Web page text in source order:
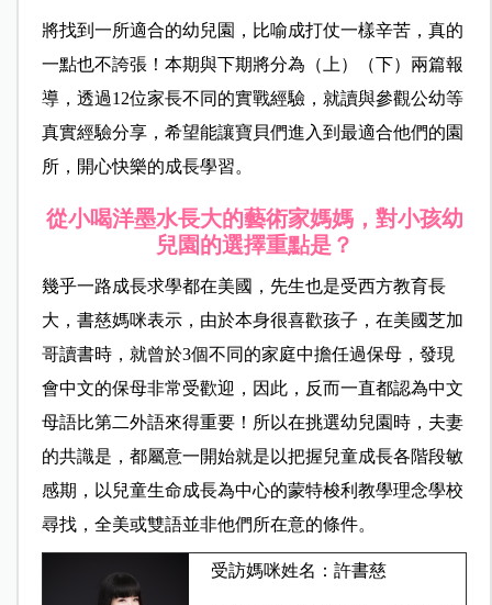
將找到一所適合的幼兒園，比喻成打仗一樣辛苦，真的
一點也不誇張！本期與下期將分為（上）（下）兩篇報
導，透過12位家長不同的實戰經驗，就讀與參觀公幼等
真實經驗分享，希望能讓寶貝們進入到最適合他們的園
所，開心快樂的成長學習。
從小喝洋墨水長大的藝術家媽媽，對小孩幼
兒園的選擇重點是？
幾乎一路成長求學都在美國，先生也是受西方教育長
大，書慈媽咪表示，由於本身很喜歡孩子，在美國芝加
哥讀書時，就曾於3個不同的家庭中擔任過保母，發現
會中文的保母非常受歡迎，因此，反而一直都認為中文
母語比第二外語來得重要！所以在挑選幼兒園時，夫妻
的共識是，都屬意一開始就是以把握兒童成長各階段敏
感期，以兒童生命成長為中心的蒙特梭利教學理念學校
尋找，全美或雙語並非他們所在意的條件。
受訪媽咪姓名：許書慈